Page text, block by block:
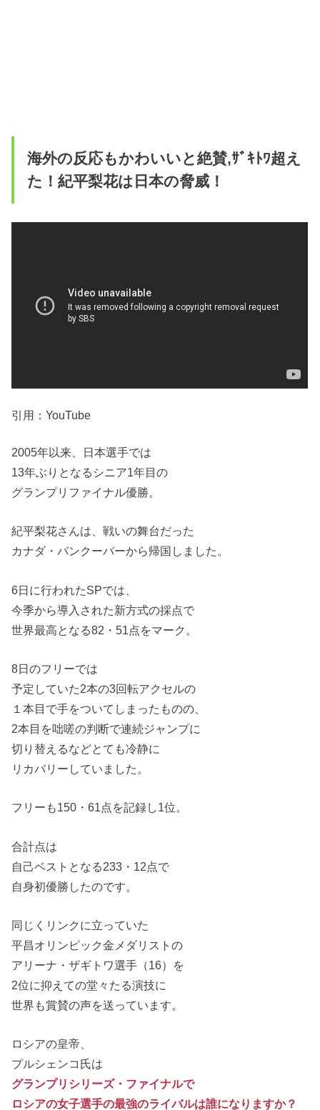
海外の反応もかわいいと絶賛,ｻﾞｷﾄﾜ超え
た！紀平梨花は日本の脅威！
引用：YouTube
2005年以来、日本選手では
13年ぶりとなるシニア1年目の
グランプリファイナル優勝。
紀平梨花さんは、戦いの舞台だった
カナダ・バンクーバーから帰国しました。
6日に行われたSPでは、
今季から導入された新方式の採点で
世界最高となる82・51点をマーク。
8日のフリーでは
予定していた2本の3回転アクセルの
１本目で手をついてしまったものの、
2本目を咄嗟の判断で連続ジャンプに
切り替えるなどとても冷静に
リカバリーしていました。
フリーも150・61点を記録し1位。
合計点は
自己ベストとなる233・12点で
自身初優勝したのです。
同じくリンクに立っていた
平昌オリンピック金メダリストの
アリーナ・ザギトワ選手（16）を
2位に抑えての堂々たる演技に
世界も賞賛の声を送っています。
ロシアの皇帝、
プルシェンコ氏は
グランプリシリーズ・ファイナルで
ロシアの女子選手の最強のライバルは誰になりますか？